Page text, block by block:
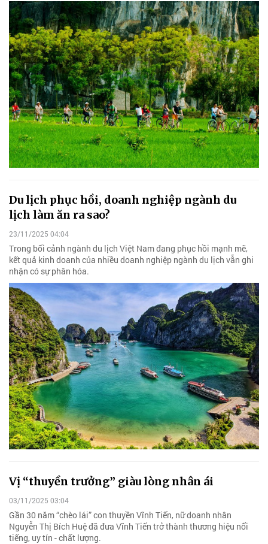
Du lịch phục hồi, doanh nghiệp ngành du
lịch làm ăn ra sao?
23/11/2025 04:04
Trong bối cảnh ngành du lịch Việt Nam đang phục hồi mạnh mẽ,
kết quả kinh doanh của nhiều doanh nghiệp ngành du lịch vẫn ghi
nhận có sự phân hóa.
Vị “thuyền trưởng” giàu lòng nhân ái
03/11/2025 03:04
Gần 30 năm “chèo lái” con thuyền Vĩnh Tiến, nữ doanh nhân
Nguyễn Thị Bích Huệ đã đưa Vĩnh Tiến trở thành thương hiệu nổi
tiếng, uy tín - chất lượng.